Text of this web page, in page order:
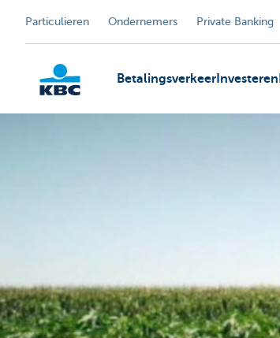
Particulieren Ondernemers Private Banking
Betalingsverkeer Investeren